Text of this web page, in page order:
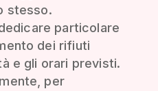
stesso.
particolare
dei rifiuti
e gli orari previsti.
per